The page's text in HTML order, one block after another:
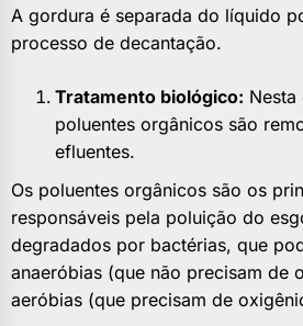
A gordura é separada do líquido
processo de decantação.
Tratamento biológico: Nesta
poluentes orgânicos são
efluentes.
Os poluentes orgânicos são os
responsáveis pela poluição do
degradados por bactérias, que
anaeróbias (que não precisam de
aeróbias (que precisam de